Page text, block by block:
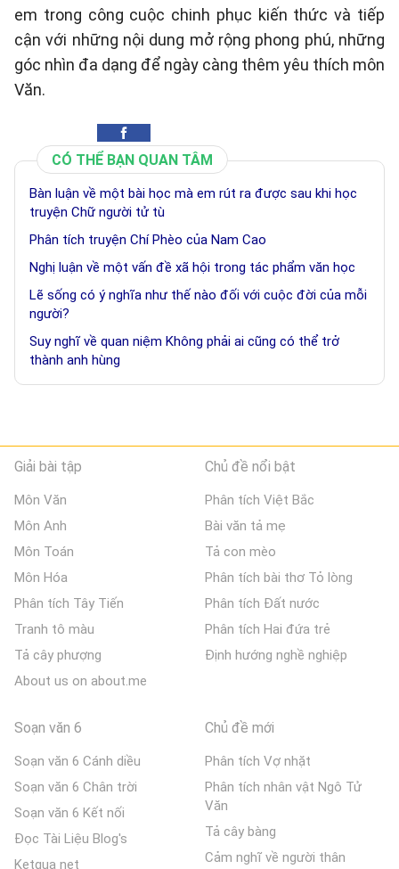
em trong công cuộc chinh phục kiến thức và tiếp
cận với những nội dung mở rộng phong phú, những
góc nhìn đa dạng để ngày càng thêm yêu thích môn
Văn.
CÓ THỂ BẠN QUAN TÂM
Bàn luận về một bài học mà em rút ra được sau khi học
truyện Chữ người tử tù
Phân tích truyện Chí Phèo của Nam Cao
Nghị luận về một vấn đề xã hội trong tác phẩm văn học
Lẽ sống có ý nghĩa như thế nào đối với cuộc đời của mỗi
người?
Suy nghĩ về quan niệm Không phải ai cũng có thể trở
thành anh hùng
Giải bài tập
Môn Văn
Môn Anh
Môn Toán
Môn Hóa
Phân tích Tây Tiến
Tranh tô màu
Tả cây phượng
About us on about.me
Chủ đề nổi bật
Phân tích Việt Bắc
Bài văn tả mẹ
Tả con mèo
Phân tích bài thơ Tỏ lòng
Phân tích Đất nước
Phân tích Hai đứa trẻ
Định hướng nghề nghiệp
Soạn văn 6
Soạn văn 6 Cánh diều
Soạn văn 6 Chân trời
Soạn văn 6 Kết nối
Đọc Tài Liệu Blog's
Ketqua net
Chủ đề mới
Phân tích Vợ nhặt
Phân tích nhân vật Ngô Tử
Văn
Tả cây bàng
Cảm nghĩ về người thân